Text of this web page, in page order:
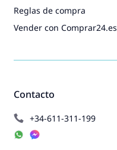
Contacto
+34-611-311-199
Reglas de compra
Vender con Comprar24.es